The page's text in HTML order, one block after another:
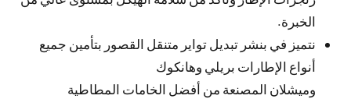
الخبرة.
نتميز في بنشر تبديل تواير متنقل القصور بتأمين جميع
أنواع الإطارات بريلي وهانكوك
وميشلان المصنعة من أفضل الخامات المطاطية